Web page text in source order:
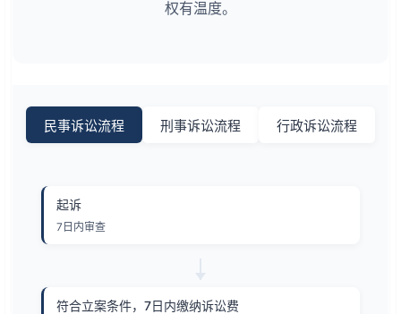
权有温度。
民事诉讼流程 刑事诉讼流程 行政诉讼流程
起诉
7日内审查
符合立案条件，7日内缴纳诉讼费